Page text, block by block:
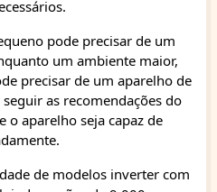
pode precisar de um
um ambiente maior,
precisar de um aparelho de
as recomendações do
o aparelho seja capaz de
de modelos inverter com